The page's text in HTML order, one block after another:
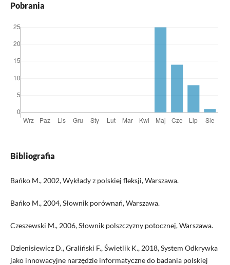
Pobrania
Bibliografia
Bańko M., 2002, Wykłady z polskiej fleksji, Warszawa.
Bańko M., 2004, Słownik porównań, Warszawa.
Czeszewski M., 2006, Słownik polszczyzny potocznej, Warszawa.
Dzienisiewicz D., Graliński F., Świetlik K., 2018, System Odkrywka
jako innowacyjne narzędzie informatyczne do badania polskiej